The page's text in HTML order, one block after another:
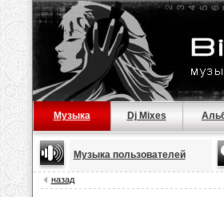
Музыка Dj Mixes
Музыка пользователей
назад